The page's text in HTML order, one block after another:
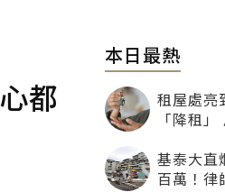
都
本日最熱
租屋處亮
「降租
基泰大直
百萬！律